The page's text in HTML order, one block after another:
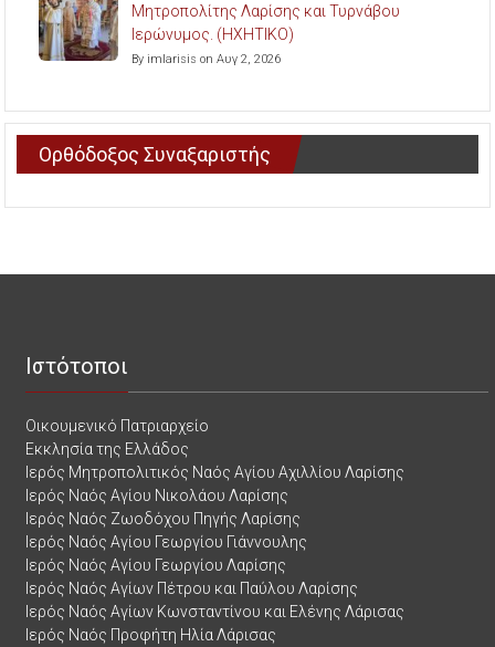
Μητροπολίτης Λαρίσης και Τυρνάβου
Ιερώνυμος. (ΗΧΗΤΙΚΟ)
By imlarisis on Αυγ 2, 2026
Ορθόδοξος Συναξαριστής
Ιστότοποι
Οικουμενικό Πατριαρχείο
Εκκλησία της Ελλάδος
Ιερός Μητροπολιτικός Ναός Αγίου Αχιλλίου Λαρίσης
Ιερός Ναός Αγίου Νικολάου Λαρίσης
Ιερός Ναός Ζωοδόχου Πηγής Λαρίσης
Ιερός Ναός Αγίου Γεωργίου Γιάννουλης
Ιερός Ναός Αγίου Γεωργίου Λαρίσης
Ιερός Ναός Αγίων Πέτρου και Παύλου Λαρίσης
Ιερός Ναός Αγίων Κωνσταντίνου και Ελένης Λάρισας
Ιερός Ναός Προφήτη Ηλία Λάρισας